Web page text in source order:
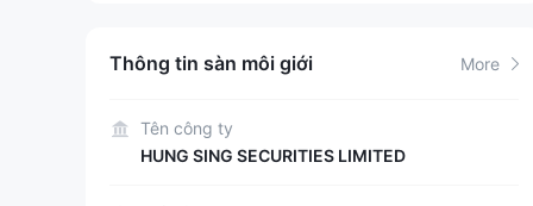
Thông tin sàn môi giới More
Tên công ty
HUNG SING SECURITIES LIMITED